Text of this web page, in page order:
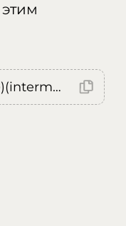
Error: (intermediate value)(intermediate value)(intermediate value).replaceAll is not a function